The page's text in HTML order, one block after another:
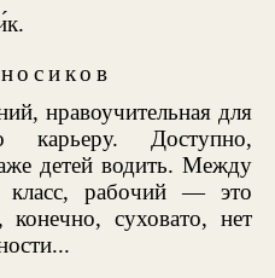
нравоучительная для
карьеру. Доступно,
детей водить. Между
рабочий — это
суховато, нет